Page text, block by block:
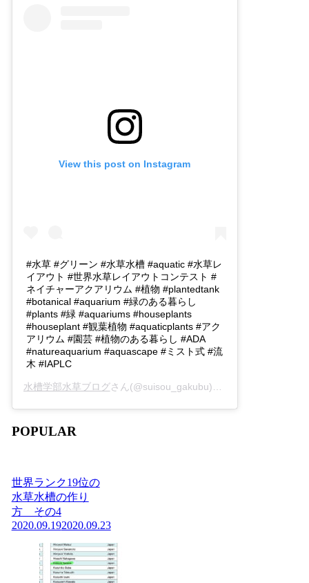
View this post on Instagram
#水草 #グリーン #水草水槽 #aquatic #水草レ
イアウト #世界水草レイアウトコンテスト #
ネイチャーアクアリウム #植物 #plantedtank
#botanical #aquarium #緑のある暮らし
#plants #緑 #aquariums #houseplants
#houseplant #観葉植物 #aquaticplants #アク
アリウム #園芸 #植物のある暮らし #ADA
#natureaquarium #aquascape #ミスト式 #流
木 #IAPLC
水槽学部水草ブログさん(@suisou_gakubu)がシェアした投稿 -
POPULAR
世界ランク19位の
水草水槽の作り
方 その4
2020.09.192020.09.23